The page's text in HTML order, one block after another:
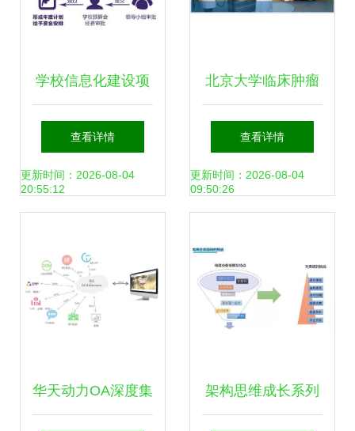
学校信息化建设项
目立项指南——信
息系统运行维护服
查看详情
更新时间：2026-08-04
20:55:12
北京大学临床肿瘤
学院信息技术服务
部 北京市肿瘤防治
行维护服务的现状
与对策
查看详情
更新时间：2026-08-04
09:50:26
华天动力OA深度集 架构思维成长系列